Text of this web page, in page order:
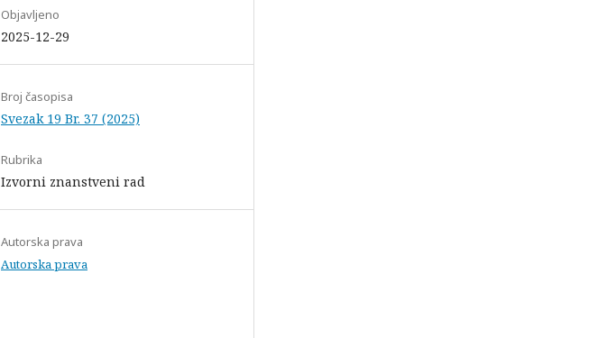
Objavljeno
2025-12-29
Broj časopisa
Svezak 19 Br. 37 (2025)
Rubrika
Izvorni znanstveni rad
Autorska prava
Autorska prava